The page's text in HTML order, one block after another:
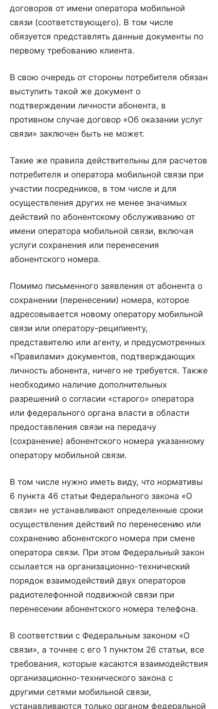
договоров от имени оператора мобильной
связи (соответствующего). В том числе
обязуется представлять данные документы по
первому требованию клиента.
В свою очередь от стороны потребителя обязан
выступить такой же документ о
подтверждении личности абонента, в
противном случае договор «Об оказании услуг
связи» заключен быть не может.
Такие же правила действительны для расчетов
потребителя и оператора мобильной связи при
участии посредников, в том числе и для
осуществления других не менее значимых
действий по абонентскому обслуживанию от
имени оператора мобильной связи, включая
услуги сохранения или перенесения
абонентского номера.
Помимо письменного заявления от абонента о
сохранении (перенесении) номера, которое
адресовывается новому оператору мобильной
связи или оператору-реципиенту,
представителю или агенту, и предусмотренных
«Правилами» документов, подтверждающих
личность абонента, ничего не требуется. Также
необходимо наличие дополнительных
разрешений о согласии «старого» оператора
или федерального органа власти в области
предоставления связи на передачу
(сохранение) абонентского номера указанному
оператору мобильной связи.
В том числе нужно иметь виду, что нормативы
6 пункта 46 статьи Федерального закона «О
связи» не устанавливают определенные сроки
осуществления действий по перенесению или
сохранению абонентского номера при смене
оператора связи. При этом Федеральный закон
ссылается на организационно-технический
порядок взаимодействий двух операторов
радиотелефонной подвижной связи при
перенесении абонентского номера телефона.
В соответствии с Федеральным законом «О
связи», а точнее с его 1 пунктом 26 статьи, все
требования, которые касаются взаимодействия
организационно-технического закона с
другими сетями мобильной связи,
устанавливаются только органом федеральной